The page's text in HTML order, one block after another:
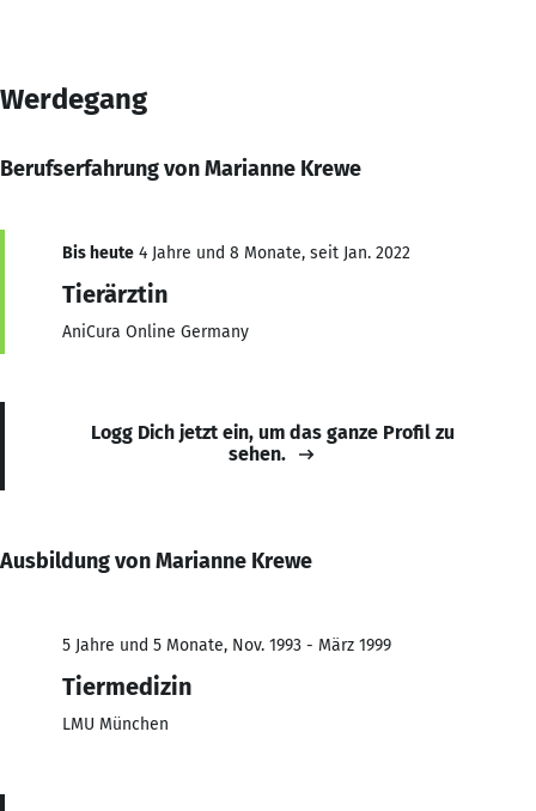
Werdegang
Berufserfahrung von Marianne Krewe
Bis heute 4 Jahre und 8 Monate, seit Jan. 2022
Tierärztin
AniCura Online Germany
Logg Dich jetzt ein, um das ganze Profil zu
sehen.
Ausbildung von Marianne Krewe
5 Jahre und 5 Monate, Nov. 1993 - März 1999
Tiermedizin
LMU München